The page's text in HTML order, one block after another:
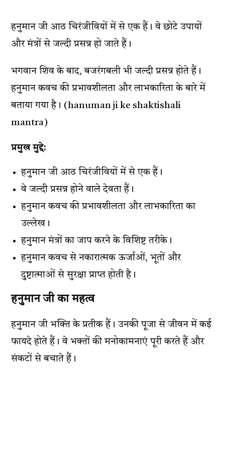
हनुमान जी आठ चिरंजीवियों में से एक हैं। वे छोटे उपायों
और मंत्रों से जल्दी प्रसन्न हो जाते हैं।
भगवान शिव के बाद, बजरंगबली भी जल्दी प्रसन्न होते हैं।
हनुमान कवच की प्रभावशीलता और लाभकारिता के बारे में
बताया गया है। (hanuman ji ke shaktishali
mantra)
प्रमुख मुद्दे:
हनुमान जी आठ चिरंजीवियों में से एक हैं।
वे जल्दी प्रसन्न होने वाले देवता हैं।
हनुमान कवच की प्रभावशीलता और लाभकारिता का
उल्लेख।
हनुमान मंत्रों का जाप करने के विशिष्ट तरीके।
हनुमान कवच से नकारात्मक ऊर्जाओं, भूतों और
दुष्टात्माओं से सुरक्षा प्राप्त होती है।
हनुमान जी का महत्व
हनुमान जी भक्ति के प्रतीक हैं। उनकी पूजा से जीवन में कई
फायदे होते हैं। वे भक्तों की मनोकामनाएं पूरी करते हैं और
संकटों से बचाते हैं।